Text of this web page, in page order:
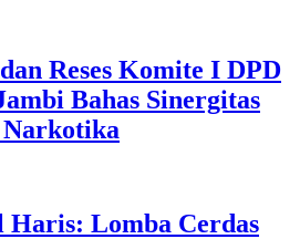
Reses Komite I DPD
Bahas Sinergitas
Narkotika
Haris: Lomba Cerdas